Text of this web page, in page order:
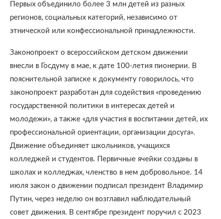
Первых объединило более 3 млн детей из разных
регионов, социальных категорий, независимо от
этнической или конфессиональной принадлежности.
Законопроект о всероссийском детском движении
внесли в Госдуму в мае, к дате 100-летия пионерии. В
пояснительной записке к документу говорилось, что
законопроект разработан для содействия «проведению
государственной политики в интересах детей и
молодежи», а также «для участия в воспитании детей, их
профессиональной ориентации, организации досуга».
Движение объединяет школьников, учащихся
колледжей и студентов. Первичные ячейки созданы в
школах и колледжах, членство в нем добровольное. 14
июля закон о движении подписал президент Владимир
Путин, через неделю он возглавил наблюдательный
совет движения. В сентябре президент поручил с 2023